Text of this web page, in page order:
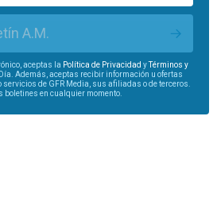
A.M.
aceptas la Política de Privacidad y
Términos y
Además, aceptas recibir información u ofertas
servicios de GFR Media, sus afiliadas o de terceros.
boletines en cualquier momento.